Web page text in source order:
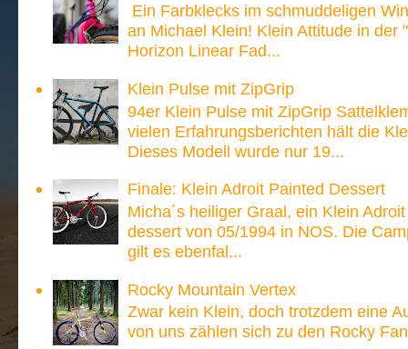
Ein Farbklecks im schmuddeligen
an Michael Klein! Klein Attitude in der
Horizon Linear Fad...
Klein Pulse mit ZipGrip
94er Klein Pulse mit ZipGrip
vielen Erfahrungsberichten hält die
Dieses Modell wurde nur 19...
Finale: Klein Adroit Painted Dessert
Micha´s heiliger Graal, ein Klein
dessert von 05/1994 in NOS. Die
gilt es ebenfal...
Rocky Mountain Vertex
Zwar kein Klein, doch trotzdem eine
von uns zählen sich zu den Rocky